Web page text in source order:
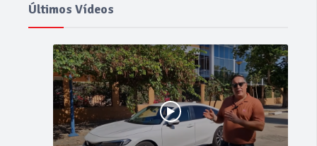
Últimos Vídeos